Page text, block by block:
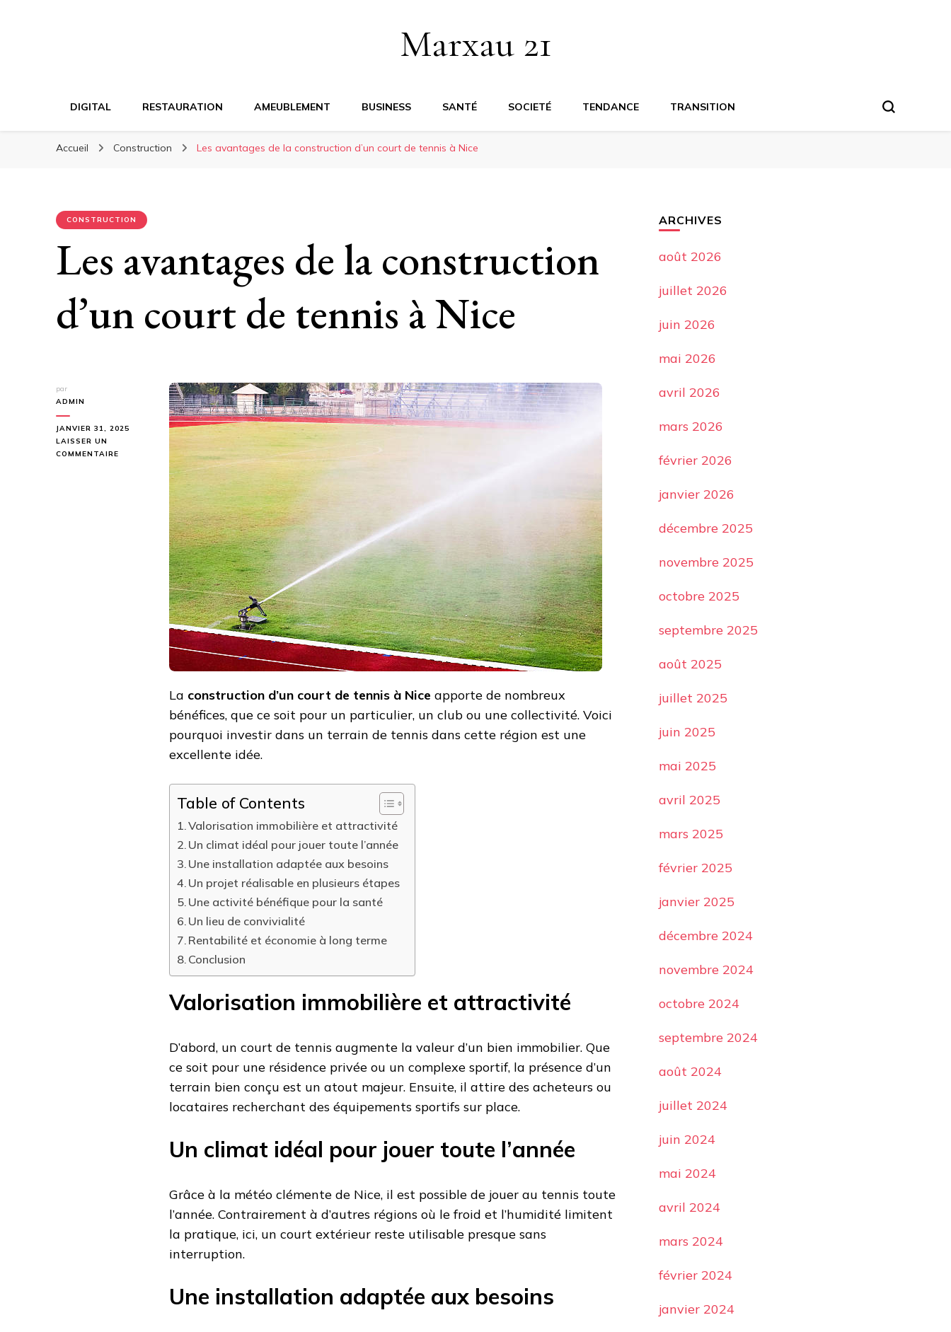
Marxau 21
DIGITAL RESTAURATION AMEUBLEMENT BUSINESS SANTÉ SOCIETÉ TENDANCE TRANSITION
Accueil Construction Les avantages de la construction d’un court de tennis à Nice
CONSTRUCTION
Les avantages de la construction
d’un court de tennis à Nice
par
ADMIN
JANVIER 31, 2025
LAISSER UN
COMMENTAIRE
AVANTAGES
CONSTRUCTION
La construction d’un court de tennis à Nice apporte de nombreux
bénéfices, que ce soit pour un particulier, un club ou une collectivité. Voici
pourquoi investir dans un terrain de tennis dans cette région est une
excellente idée.
Table of Contents
Valorisation immobilière et attractivité
Un climat idéal pour jouer toute l’année
Une installation adaptée aux besoins
Un projet réalisable en plusieurs étapes
Une activité bénéfique pour la santé
Un lieu de convivialité
Rentabilité et économie à long terme
Conclusion
Valorisation immobilière et attractivité
D’abord, un court de tennis augmente la valeur d’un bien immobilier. Que
ce soit pour une résidence privée ou un complexe sportif, la présence d’un
terrain bien conçu est un atout majeur. Ensuite, il attire des acheteurs ou
locataires recherchant des équipements sportifs sur place.
Un climat idéal pour jouer toute l’année
Grâce à la météo clémente de Nice, il est possible de jouer au tennis toute
l’année. Contrairement à d’autres régions où le froid et l’humidité limitent
la pratique, ici, un court extérieur reste utilisable presque sans
interruption.
Une installation adaptée aux besoins
ARCHIVES
août 2026
juillet 2026
juin 2026
mai 2026
avril 2026
mars 2026
février 2026
janvier 2026
décembre 2025
novembre 2025
octobre 2025
septembre 2025
août 2025
juillet 2025
juin 2025
mai 2025
avril 2025
mars 2025
février 2025
janvier 2025
décembre 2024
novembre 2024
octobre 2024
septembre 2024
août 2024
juillet 2024
juin 2024
mai 2024
avril 2024
mars 2024
février 2024
janvier 2024